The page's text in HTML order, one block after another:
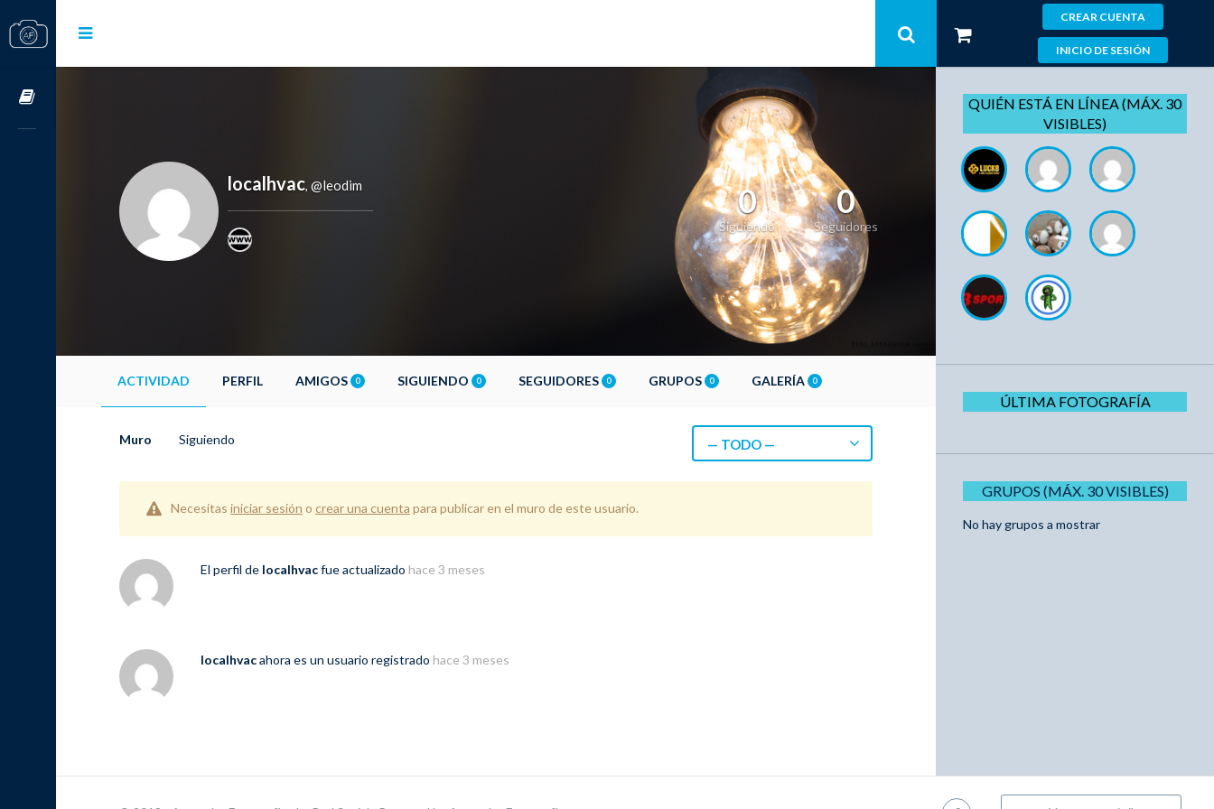
CREAR CUENTA
INICIO DE SESIÓN
localhvac, @leodim 0
Siguiendo
0
Seguidores
ACTIVIDAD PERFIL AMIGOS 0 SIGUIENDO 0 SEGUIDORES 0 GRUPOS 0 GALERÍA 0
Muro Siguiendo — TODO —
Necesitas iniciar sesión o crear una cuenta para publicar en el muro de este usuario.
El perfil de localhvacfue actualizado hace 3 meses
localhvacahora es un usuario registrado hace 3 meses
QUIÉN ESTÁ EN LÍNEA (MÁX. 30
VISIBLES)
ÚLTIMA FOTOGRAFÍA
GRUPOS (MÁX. 30 VISIBLES)
No hay grupos a mostrar